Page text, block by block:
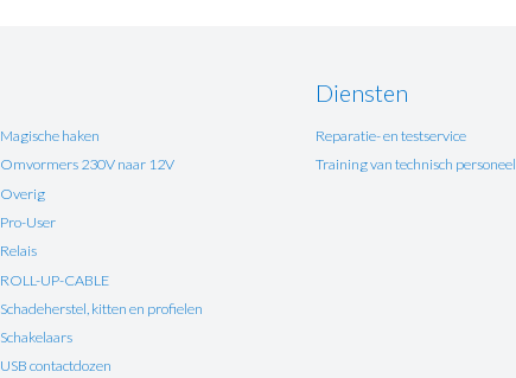
Magische haken
Omvormers 230V naar 12V
Overig
Pro-User
Relais
ROLL-UP-CABLE
Schadeherstel, kitten en profielen
Schakelaars
USB contactdozen
Diensten
Reparatie- en testservice
Training van technisch personeel